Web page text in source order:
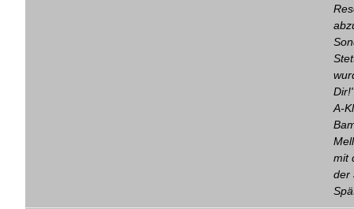
A-
mit
der